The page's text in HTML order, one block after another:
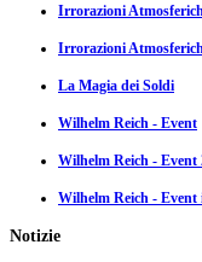
Irrorazioni
Irrorazioni
La Magia dei Soldi
Wilhelm Reich - Event
Wilhelm Reich - Event
Wilhelm Reich - Event
Notizie